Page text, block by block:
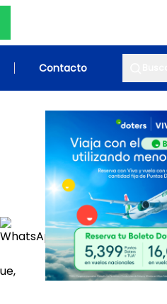
Contacto